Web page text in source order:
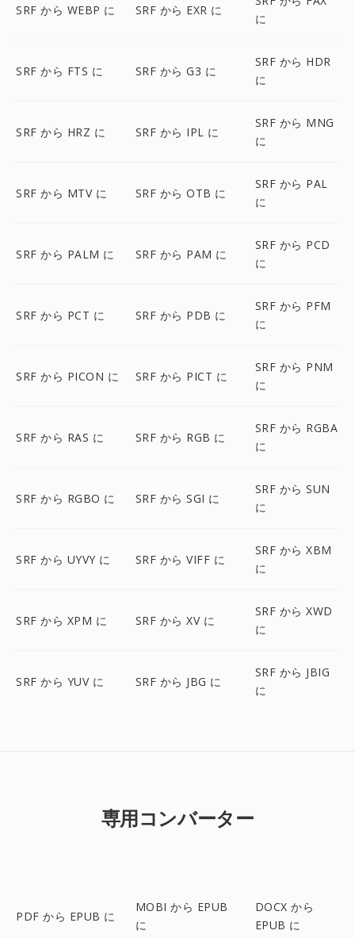
SRF から WEBP に SRF から EXR に
に
SRF から FTS に SRF から G3 に
SRF から HDR
に
SRF から HRZ に SRF から IPL に
SRF から MNG
に
SRF から MTV に SRF から OTB に
SRF から PAL
に
SRF から PALM に SRF から PAM に
SRF から PCD
に
SRF から PCT に SRF から PDB に
SRF から PFM
に
SRF から PICON に SRF から PICT に
SRF から PNM
に
SRF から RAS に SRF から RGB に
SRF から RGBA
に
SRF から RGBO に SRF から SGI に
SRF から SUN
に
SRF から UYVY に SRF から VIFF に
SRF から XBM
に
SRF から XPM に SRF から XV に
SRF から XWD
に
SRF から YUV に SRF から JBG に
SRF から JBIG
に
専用コンバーター
PDF から EPUB に
MOBI から EPUB
に
DOCX から
EPUB に